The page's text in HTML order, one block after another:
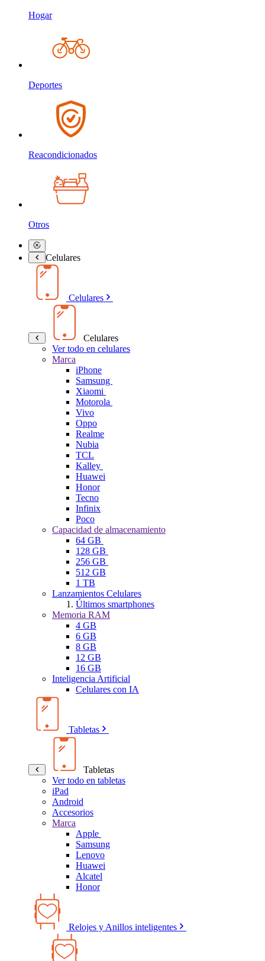
Hogar
Deportes
Reacondicionados
Otros
Celulares
Celulares
Celulares
Ver todo en celulares
Marca
iPhone
Samsung
Xiaomi
Motorola
Vivo
Oppo
Realme
Nubia
TCL
Kalley
Huawei
Honor
Tecno
Infinix
Poco
Capacidad de almacenamiento
64 GB
128 GB
256 GB
512 GB
1 TB
Lanzamientos Celulares
Últimos smartphones
Memoria RAM
4 GB
6 GB
8 GB
12 GB
16 GB
Inteligencia Artificial
Celulares con IA
Tabletas
Tabletas
Ver todo en tabletas
iPad
Android
Accesorios
Marca
Apple
Samsung
Lenovo
Huawei
Alcatel
Honor
Relojes y Anillos inteligentes